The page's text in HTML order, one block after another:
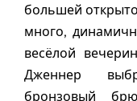
большей
много,
весёлой
Дженнер
бронзовый